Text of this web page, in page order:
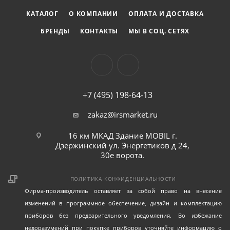
КАТАЛОГ О КОМПАНИИ
ОПЛАТА И ДОСТАВКА
БРЕНДЫ
КОНТАКТЫ МЫ В СОЦ. СЕТЯХ
+7 (495) 198-64-13
zakaz@irsmarket.ru
16 км МКАД Здание MOBIL г.
Дзержинский ул. Энергетиков д 24,
30е ворота.
ПОЛИТИКА КОНФИДЕНЦИАЛЬНОСТИ
Фирма-производитель оставляет за собой право на внесение
изменений в программное обеспечение, дизайн и комплектацию
приборов без предварительного уведомления. Во избежание
недоразумений при покупке приборов уточняйте информацию о